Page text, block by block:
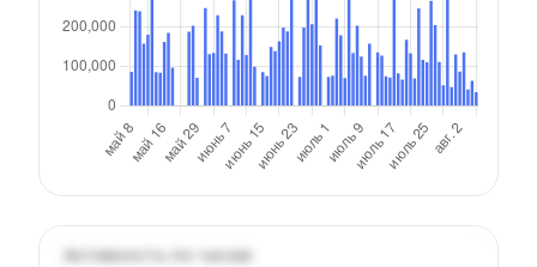
Активность по часам